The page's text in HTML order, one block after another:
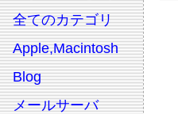
全てのカテゴリ
Apple,Macintosh
Blog
メールサーバ